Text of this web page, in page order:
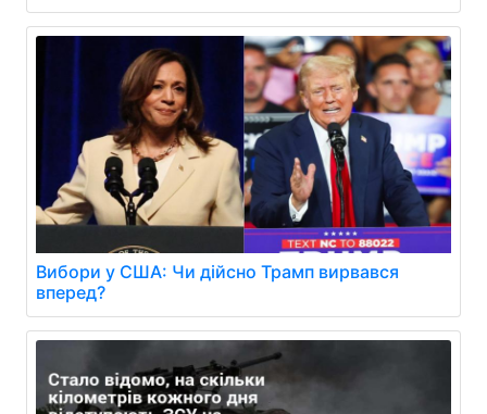
Вибори у США: Чи дійсно Трамп вирвався
вперед?